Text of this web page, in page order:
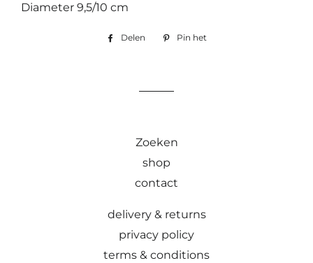
Diameter 9,5/10 cm
Delen
Delen Pin het
Zoeken
shop
contact
delivery & returns
privacy policy
terms & conditions